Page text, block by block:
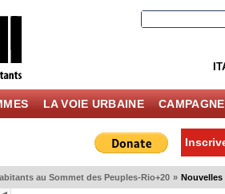
LA VOIE URBAINE
au Sommet des Peuples-Rio+20 » Nouvelles